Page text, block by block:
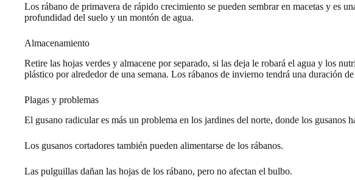
Los rábano de primavera de rápido crecimiento se pueden sembrar en macetas y es
profundidad del suelo y un montón de agua.
Almacenamiento
Retire las hojas verdes y almacene por separado, si las deja le robará el agua y los
plástico por alrededor de una semana. Los rábanos de invierno tendrá una duración
Plagas y problemas
El gusano radicular es más un problema en los jardines del norte, donde los gusanos
Los gusanos cortadores también pueden alimentarse de los rábanos.
Las pulguillas dañan las hojas de los rábano, pero no afectan el bulbo.